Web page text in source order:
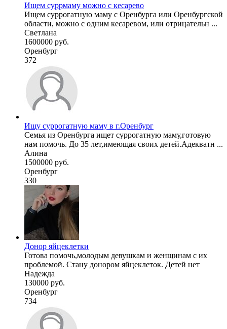
Ищем суррмаму можно с кесарево
Ищем суррогатную маму с Оренбурга или Оренбургской
области, можно с одним кесаревом, или отрицательн ...
Светлана
1600000 руб.
Оренбург
372
Ищу суррогатную маму в г.Оренбург
Семья из Оренбурга ищет суррогатную маму,готовую
нам помочь. До 35 лет,имеющая своих детей.Адекватн ...
Алина
1500000 руб.
Оренбург
330
Донор яйцеклетки
Готова помочь,молодым девушкам и женщинам с их
проблемой. Стану донором яйцеклеток. Детей нет
Надежда
130000 руб.
Оренбург
734